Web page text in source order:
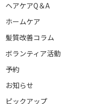
ヘアケアQ＆A
ホームケア
髪質改善コラム
ボランティア活動
予約
お知らせ
ピックアップ